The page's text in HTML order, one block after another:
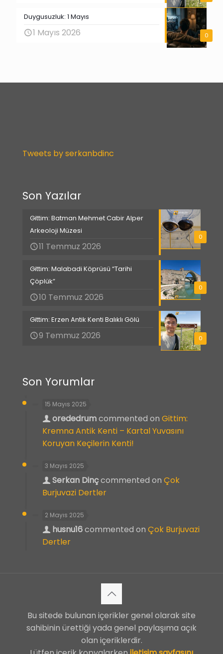
0
Duygusuzluk: 1 Mayıs
1 Mayıs 2026
Tweets by serkanbdinc
Son Yazılar
0
Gittim: Batman Mehmet Cabir Alper
Arkeoloji Müzesi
11 Temmuz 2026
0
Gittim: Malabadi Köprüsü “Tarihi
Çöplük”
10 Temmuz 2026
0
Gittim: Erzen Antik Kenti Balıklı Gölü
9 Temmuz 2026
Son Yorumlar
15 Mayıs 2025
orededrumcommented on Gittim:
Kremna Antik Kenti – Kartal Yuvasını
Koruyan Keçilerin Kenti!
3 Mayıs 2025
Serkan Dinçcommented on Çok
Burjuvazi Dertler
2 Mayıs 2025
husnu16commented on Çok Burjuvazi
Dertler
Bu sitede bulunan içerikler genel olarak site
sahibinin ürettiği yada genel paylaşıma açık
olan içeriklerdir.